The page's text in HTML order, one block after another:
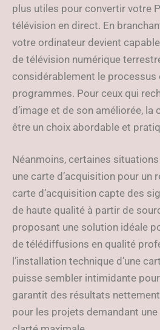
plus utiles pour convertir votre
télévision en direct. En
votre ordinateur devient
de télévision numérique
considérablement le processus
programmes. Pour ceux qui
d’image et de son améliorée, la
être un choix abordable et
Néanmoins, certaines
une carte d’acquisition pour un
carte d’acquisition capte des
de haute qualité à partir de
proposant une solution idéale
de télédiffusions en qualité
l’installation technique d’une
puisse sembler intimidante
garantit des résultats
pour les projets demandant